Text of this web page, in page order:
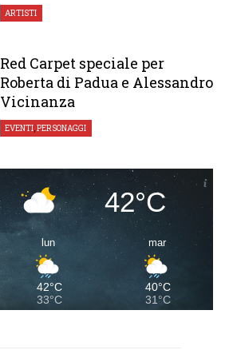
ARTISTI
Red Carpet speciale per
Roberta di Padua e Alessandro
Vicinanza
EVENTI,PERSONAGGI
42°C
lun
42°C
33°C
mar
40°C
31°C